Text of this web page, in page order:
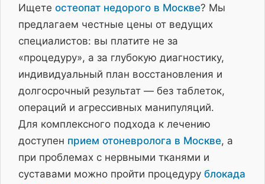
Ищете остеопат недорого в Москве? Мы
предлагаем честные цены от ведущих
специалистов: вы платите не за
«процедуру», а за глубокую диагностику,
индивидуальный план восстановления и
долгосрочный результат — без таблеток,
операций и агрессивных манипуляций.
Для комплексного подхода к лечению
доступен прием отоневролога в Москве, а
при проблемах с нервными тканями и
суставами можно пройти процедуру блокада